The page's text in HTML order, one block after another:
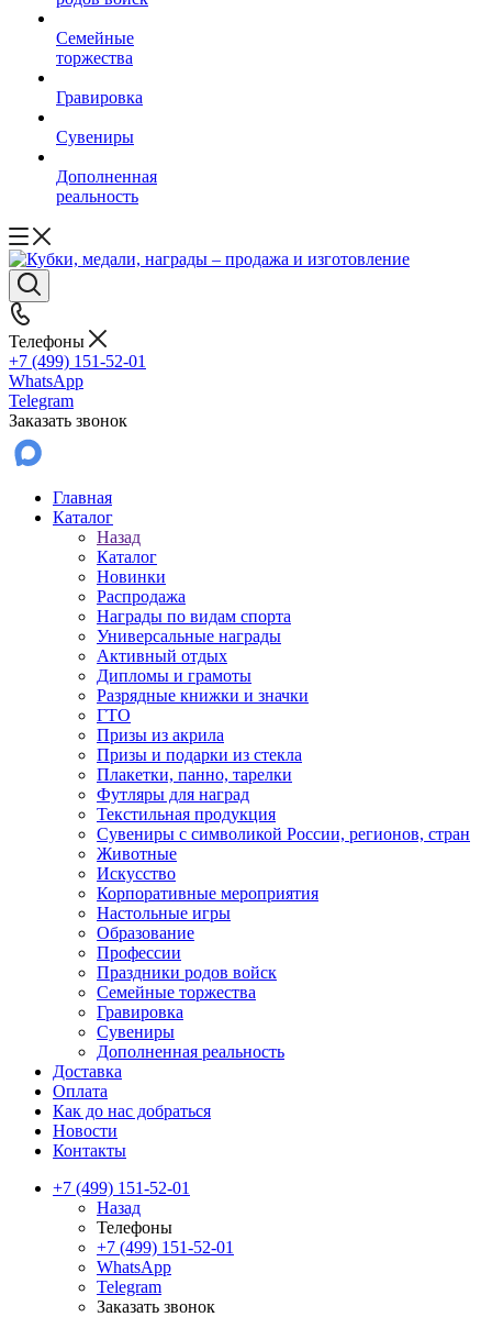
Семейные
торжества
Гравировка
Сувениры
Дополненная
реальность
Телефоны
+7 (499) 151-52-01
WhatsApp
Telegram
Заказать звонок
Главная
Каталог
Назад
Каталог
Новинки
Распродажа
Награды по видам спорта
Универсальные награды
Активный отдых
Дипломы и грамоты
Разрядные книжки и значки
ГТО
Призы из акрила
Призы и подарки из стекла
Плакетки, панно, тарелки
Футляры для наград
Текстильная продукция
Сувениры с символикой России, регионов, стран
Животные
Искусство
Корпоративные мероприятия
Настольные игры
Образование
Профессии
Праздники родов войск
Семейные торжества
Гравировка
Сувениры
Дополненная реальность
Доставка
Оплата
Как до нас добраться
Новости
Контакты
+7 (499) 151-52-01
Назад
Телефоны
+7 (499) 151-52-01
WhatsApp
Telegram
Заказать звонок